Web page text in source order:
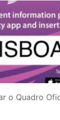
o Quadro